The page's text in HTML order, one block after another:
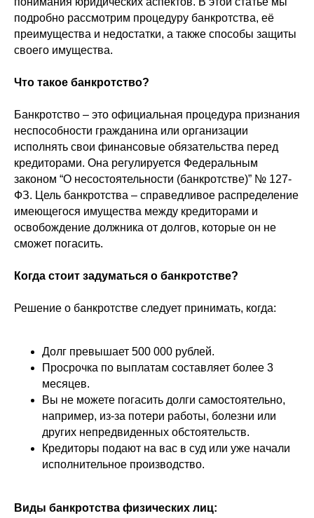
подробно рассмотрим процедуру банкротства, её
преимущества и недостатки, а также способы защиты
своего имущества.
Что такое банкротство?
Банкротство – это официальная процедура признания
неспособности гражданина или организации
исполнять свои финансовые обязательства перед
кредиторами. Она регулируется Федеральным
законом “О несостоятельности (банкротстве)” № 127-
ФЗ. Цель банкротства – справедливое распределение
имеющегося имущества между кредиторами и
освобождение должника от долгов, которые он не
сможет погасить.
Когда стоит задуматься о банкротстве?
Решение о банкротстве следует принимать, когда:
Долг превышает 500 000 рублей.
Просрочка по выплатам составляет более 3
месяцев.
Вы не можете погасить долги самостоятельно,
например, из-за потери работы, болезни или
других непредвиденных обстоятельств.
Кредиторы подают на вас в суд или уже начали
исполнительное производство.
Виды банкротства физических лиц: